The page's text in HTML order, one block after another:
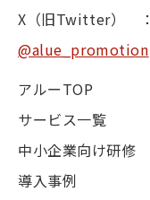
X（旧Twitter） ：
@alue_promotion
アルーTOP
サービス一覧
中小企業向け研修
導入事例